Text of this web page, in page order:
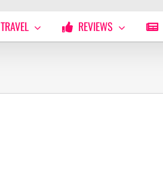
TRAVEL REVIEWS